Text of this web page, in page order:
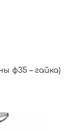
ф35 – гайка)